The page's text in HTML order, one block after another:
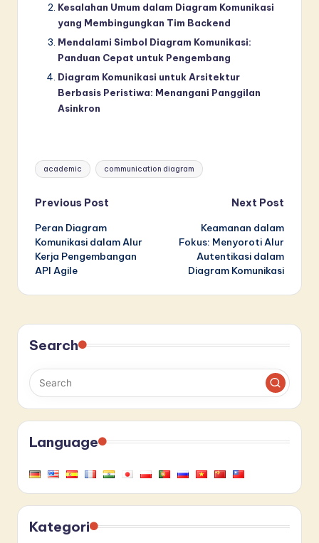
Kesalahan Umum dalam Diagram Komunikasi
yang Membingungkan Tim Backend
Mendalami Simbol Diagram Komunikasi:
Panduan Cepat untuk Pengembang
Diagram Komunikasi untuk Arsitektur
Berbasis Peristiwa: Menangani Panggilan
Asinkron
Tags:
academic communication diagram
Post
navigation
Previous Post
Peran Diagram
Komunikasi dalam Alur
Kerja Pengembangan
API Agile
Next Post
Keamanan dalam
Fokus: Menyoroti Alur
Autentikasi dalam
Diagram Komunikasi
Search
Language
Kategori